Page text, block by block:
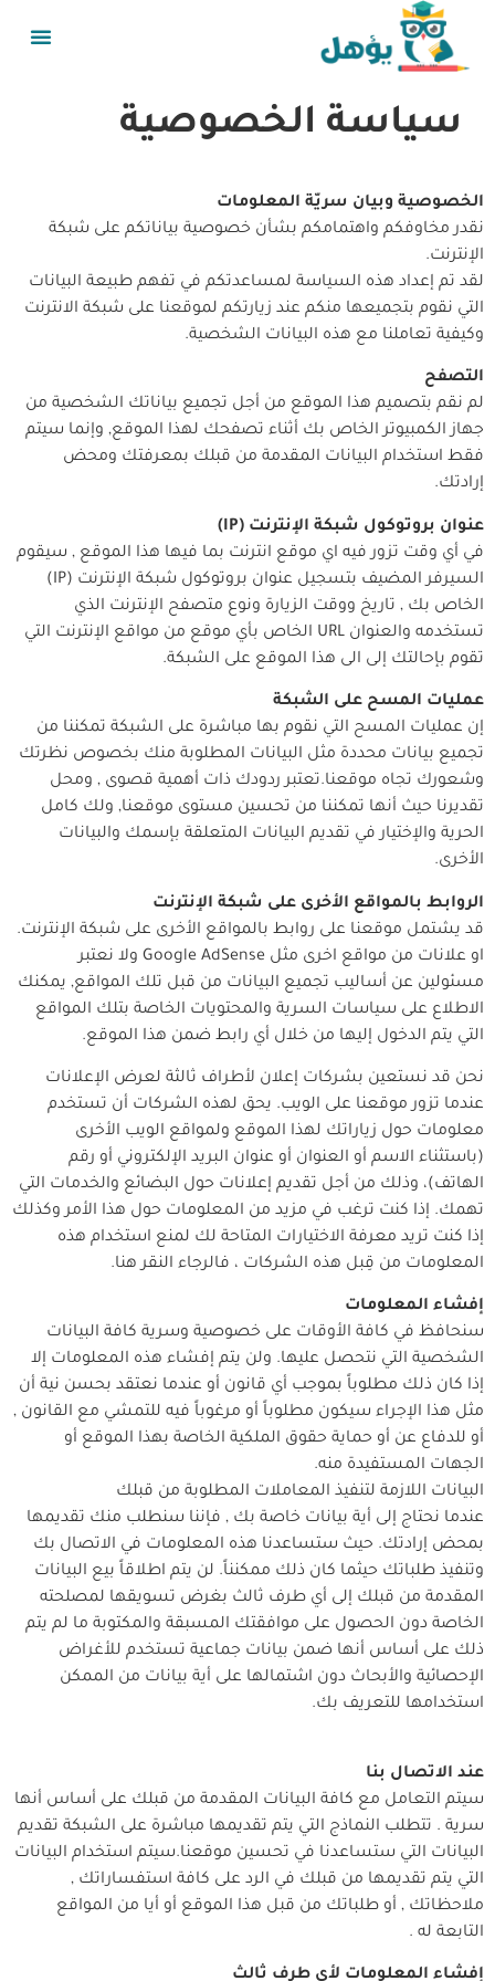
سياسة الخصوصية
الخصوصية وبيان سريّة المعلومات
نقدر مخاوفكم واهتمامكم بشأن خصوصية بياناتكم على شبكة
الإنترنت.
لقد تم إعداد هذه السياسة لمساعدتكم في تفهم طبيعة البيانات
التي نقوم بتجميعها منكم عند زيارتكم لموقعنا على شبكة الانترنت
وكيفية تعاملنا مع هذه البيانات الشخصية.
التصفح
لم نقم بتصميم هذا الموقع من أجل تجميع بياناتك الشخصية من
جهاز الكمبيوتر الخاص بك أثناء تصفحك لهذا الموقع, وإنما سيتم
فقط استخدام البيانات المقدمة من قبلك بمعرفتك ومحض
إرادتك.
عنوان بروتوكول شبكة الإنترنت (IP)
في أي وقت تزور فيه اي موقع انترنت بما فيها هذا الموقع , سيقوم
السيرفر المضيف بتسجيل عنوان بروتوكول شبكة الإنترنت (IP)
الخاص بك , تاريخ ووقت الزيارة ونوع متصفح الإنترنت الذي
تستخدمه والعنوان URL الخاص بأي موقع من مواقع الإنترنت التي
تقوم بإحالتك إلى الى هذا الموقع على الشبكة.
عمليات المسح على الشبكة
إن عمليات المسح التي نقوم بها مباشرة على الشبكة تمكننا من
تجميع بيانات محددة مثل البيانات المطلوبة منك بخصوص نظرتك
وشعورك تجاه موقعنا.تعتبر ردودك ذات أهمية قصوى , ومحل
تقديرنا حيث أنها تمكننا من تحسين مستوى موقعنا, ولك كامل
الحرية والإختيار في تقديم البيانات المتعلقة بإسمك والبيانات
الأخرى.
الروابط بالمواقع الأخرى على شبكة الإنترنت
قد يشتمل موقعنا على روابط بالمواقع الأخرى على شبكة الإنترنت.
او علانات من مواقع اخرى مثل Google AdSense ولا نعتبر
مسئولين عن أساليب تجميع البيانات من قبل تلك المواقع, يمكنك
الاطلاع على سياسات السرية والمحتويات الخاصة بتلك المواقع
التي يتم الدخول إليها من خلال أي رابط ضمن هذا الموقع.
نحن قد نستعين بشركات إعلان لأطراف ثالثة لعرض الإعلانات
عندما تزور موقعنا على الويب. يحق لهذه الشركات أن تستخدم
معلومات حول زياراتك لهذا الموقع ولمواقع الويب الأخرى
(باستثناء الاسم أو العنوان أو عنوان البريد الإلكتروني أو رقم
الهاتف)، وذلك من أجل تقديم إعلانات حول البضائع والخدمات التي
تهمك. إذا كنت ترغب في مزيد من المعلومات حول هذا الأمر وكذلك
إذا كنت تريد معرفة الاختيارات المتاحة لك لمنع استخدام هذه
المعلومات من قِبل هذه الشركات ، فالرجاء النقر هنا.
إفشاء المعلومات
سنحافظ في كافة الأوقات على خصوصية وسرية كافة البيانات
الشخصية التي نتحصل عليها. ولن يتم إفشاء هذه المعلومات إلا
إذا كان ذلك مطلوباً بموجب أي قانون أو عندما نعتقد بحسن نية أن
مثل هذا الإجراء سيكون مطلوباً أو مرغوباً فيه للتمشي مع القانون ,
أو للدفاع عن أو حماية حقوق الملكية الخاصة بهذا الموقع أو
الجهات المستفيدة منه.
البيانات اللازمة لتنفيذ المعاملات المطلوبة من قبلك
عندما نحتاج إلى أية بيانات خاصة بك , فإننا سنطلب منك تقديمها
بمحض إرادتك. حيث ستساعدنا هذه المعلومات في الاتصال بك
وتنفيذ طلباتك حيثما كان ذلك ممكنناً. لن يتم اطلاقاً بيع البيانات
المقدمة من قبلك إلى أي طرف ثالث بغرض تسويقها لمصلحته
الخاصة دون الحصول على موافقتك المسبقة والمكتوبة ما لم يتم
ذلك على أساس أنها ضمن بيانات جماعية تستخدم للأغراض
الإحصائية والأبحاث دون اشتمالها على أية بيانات من الممكن
استخدامها للتعريف بك.
عند الاتصال بنا
سيتم التعامل مع كافة البيانات المقدمة من قبلك على أساس أنها
سرية . تتطلب النماذج التي يتم تقديمها مباشرة على الشبكة تقديم
البيانات التي ستساعدنا في تحسين موقعنا.سيتم استخدام البيانات
التي يتم تقديمها من قبلك في الرد على كافة استفساراتك ,
ملاحظاتك , أو طلباتك من قبل هذا الموقع أو أيا من المواقع
التابعة له .
إفشاء المعلومات لأي طرف ثالث